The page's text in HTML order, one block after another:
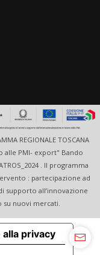
REGIONALE TOSCANA
alle PMI- export" Bando
. Il programma
: partecipazione ad
supporto all’innovazione
su nuovi mercati.
privacy